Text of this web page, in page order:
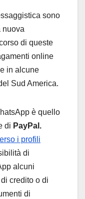
sono
nuova
di queste
online
in alcune
Sud America.
è quello
di PayPal.
i profili
di
alcuni
credito o di
di